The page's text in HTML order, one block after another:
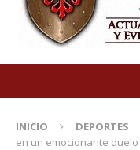
INICIO DEPORTES
en un emocionante